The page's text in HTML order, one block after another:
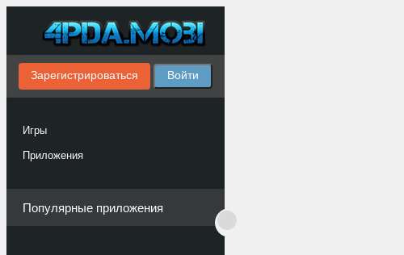
Зарегистрироваться Войти
Игры
Приложения
Популярные приложения